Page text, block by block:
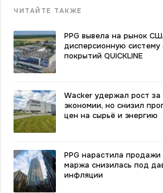
ЧИТАЙТЕ ТАКЖЕ
PPG вывела на рынок
дисперсионную
покрытий QUICKLINE
Wacker удержал рост
экономии, но снизил
цен на сырьё и энергию
PPG нарастила
маржа снизилась под
инфляции